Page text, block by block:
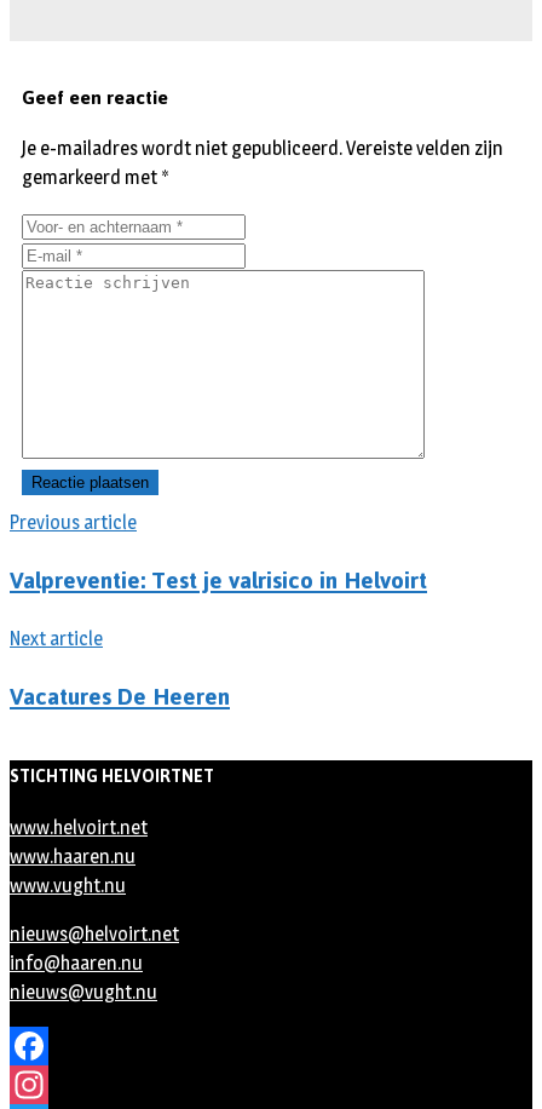
Previous article
Valpreventie: Test je valrisico in Helvoirt
Next article
Vacatures De Heeren
Geef een reactie
Je e-mailadres wordt niet gepubliceerd.Vereiste velden zijn
gemarkeerd met *
STICHTING HELVOIRTNET
www.helvoirt.net
www.haaren.nu
www.vught.nu
nieuws@helvoirt.net
info@haaren.nu
nieuws@vught.nu
Facebook